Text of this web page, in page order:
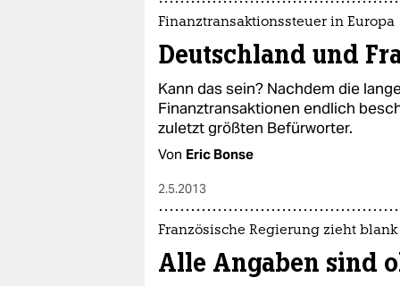
Finanztransaktionssteuer in Europa
Deutschland und
Kann das sein? Nachdem die
Finanztransaktionen endlich
zuletzt größten Befürworter.
Von Eric Bonse
2.5.2013
Französische Regierung zieht blank
Alle Angaben sind